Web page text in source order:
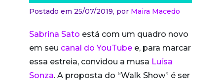
Postado em 25/07/2019, por Maira Macedo
Sabrina Sato está com um quadro novo
em seu canal do YouTube e, para marcar
essa estreia, convidou a musa Luísa
Sonza. A proposta do “Walk Show” é ser